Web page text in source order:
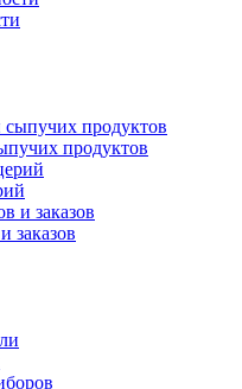
продуктов
заказов